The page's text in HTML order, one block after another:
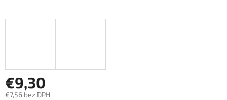
€9,30
€7,56 bez DPH